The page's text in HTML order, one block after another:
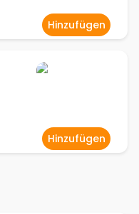
Hinzufügen
Hinzufügen